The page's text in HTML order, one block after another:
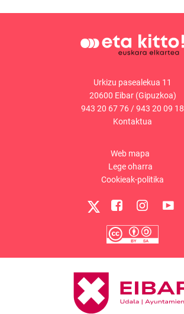
Urkizu pasealekua 11
20600 Eibar (Gipuzkoa)
943 20 67 76/943 20 09 18
Kontaktua
Web mapa
Lege oharra
Cookieak-politika